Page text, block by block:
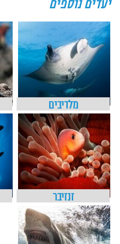
יעדים נוספים
מלדיבים
זנזיבר